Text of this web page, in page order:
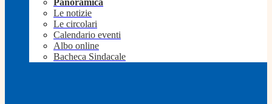
Panoramica
Le notizie
Le circolari
Calendario eventi
Albo online
Bacheca Sindacale